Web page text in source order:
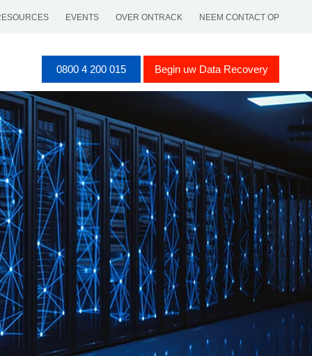
EVENTS OVER ONTRACK NEEM CONTACT OP
0800 4 200 015 Begin uw Data Recovery